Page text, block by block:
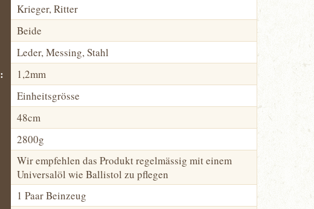
Krieger, Ritter
Beide
Leder, Messing, Stahl
1,2mm
Einheitsgrösse
48cm
2800g
Wir empfehlen das Produkt regelmässig mit einem
Universalöl wie Ballistol zu pflegen
1 Paar Beinzeug